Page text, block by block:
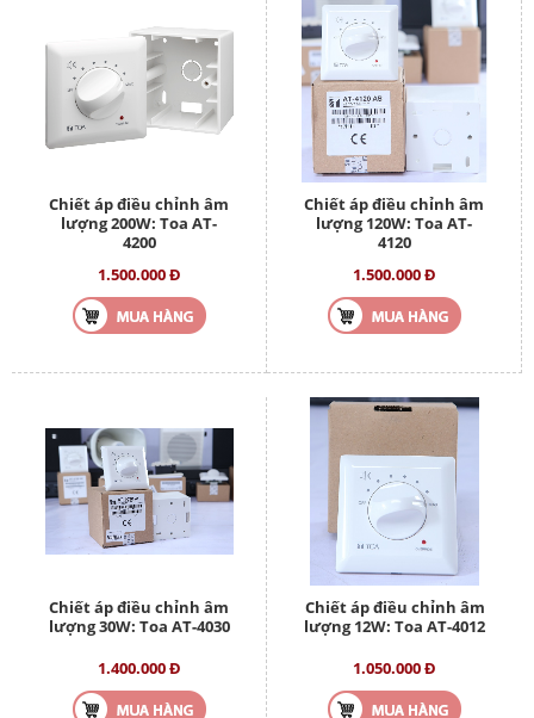
Chiết áp điều chỉnh âm
lượng 200W: Toa AT-
4200
1.500.000 Đ
Chiết áp điều chỉnh âm
lượng 120W: Toa AT-
4120
1.500.000 Đ
Chiết áp điều chỉnh âm
lượng 30W: Toa AT-4030
1.400.000 Đ
Chiết áp điều chỉnh âm
lượng 12W: Toa AT-4012
1.050.000 Đ